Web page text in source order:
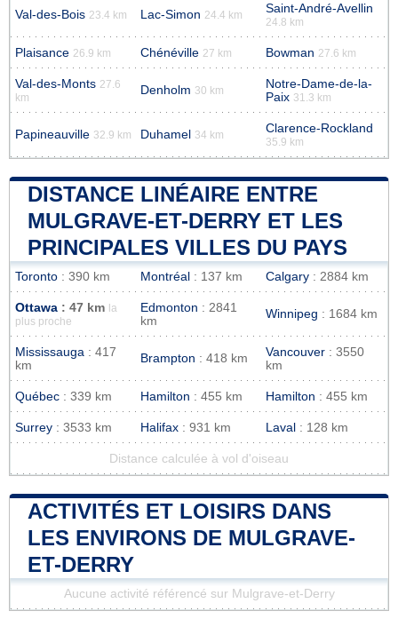
Val-des-Bois 23.4 km Lac-Simon 24.4 km Saint-André-Avellin
24.8 km
Plaisance 26.9 km Chénéville 27 km Bowman 27.6 km
Val-des-Monts 27.6
km
Denholm 30 km
Notre-Dame-de-la-
Paix 31.3 km
Papineauville 32.9 km Duhamel 34 km Clarence-Rockland
35.9 km
DISTANCE LINÉAIRE ENTRE
MULGRAVE-ET-DERRY ET LES
PRINCIPALES VILLES DU PAYS
Toronto : 390 km Montréal : 137 km Calgary : 2884 km
Ottawa : 47 km
la
plus proche
Edmonton : 2841
km
Winnipeg : 1684 km
Mississauga : 417
km
Brampton : 418 km Vancouver : 3550
km
Québec : 339 km Hamilton : 455 km Hamilton : 455 km
Surrey : 3533 km Halifax : 931 km Laval : 128 km
Distance calculée à vol d'oiseau
ACTIVITÉS ET LOISIRS DANS
LES ENVIRONS DE MULGRAVE-
ET-DERRY
Aucune activité référencé sur Mulgrave-et-Derry